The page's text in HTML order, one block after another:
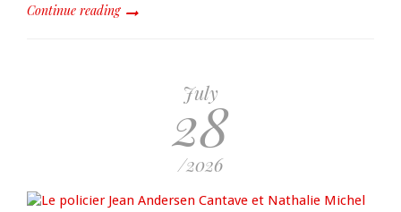
Continue reading
July
28
/2026